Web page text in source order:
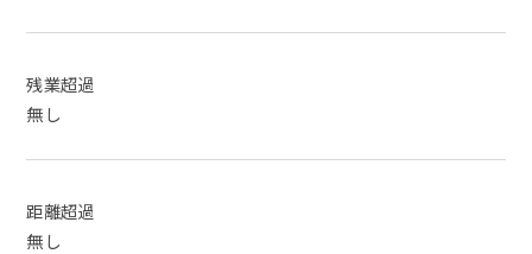
残業超過
無し
距離超過
無し